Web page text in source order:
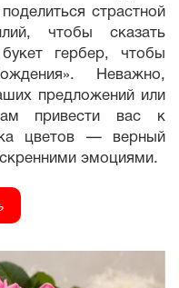
страстной
чтобы сказать
гербер, чтобы
Неважно,
предложений или
привести вас к
цветов — верный
эмоциями.